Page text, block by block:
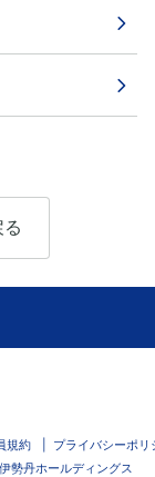
規約
プライバシーポリ
勢丹ホールディングス